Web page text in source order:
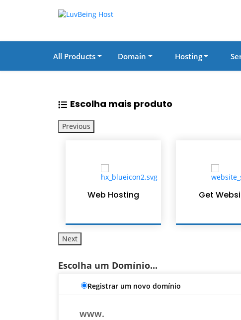
All Products Domain Hosting
Escolha mais produto
Previous
Web Hosting Get
Next
Escolha um Domínio...
Registrar um novo domínio
www.